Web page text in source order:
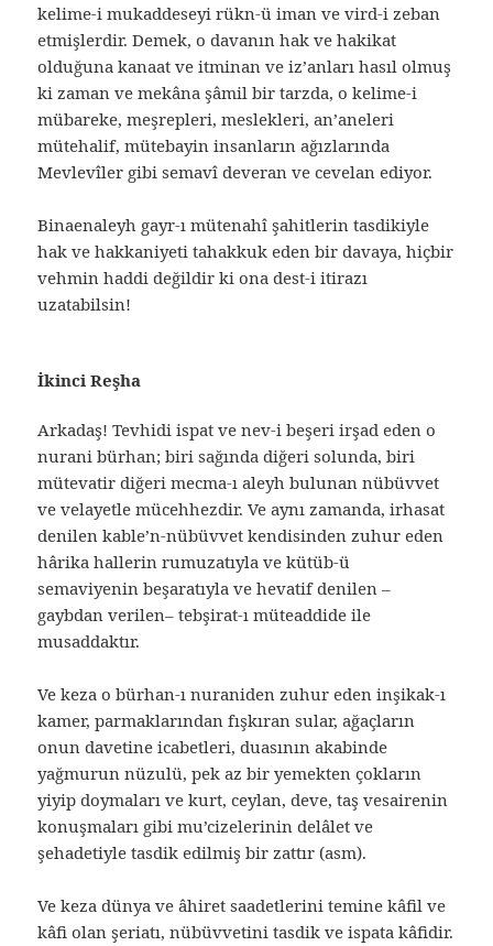
kelime-i mukaddeseyi rükn-ü iman ve vird-i zeban
etmişlerdir. Demek, o davanın hak ve hakikat
olduğuna kanaat ve itminan ve iz’anları hasıl olmuş
ki zaman ve mekâna şâmil bir tarzda, o kelime-i
mübareke, meşrepleri, meslekleri, an’aneleri
mütehalif, mütebayin insanların ağızlarında
Mevlevîler gibi semavî deveran ve cevelan ediyor.
Binaenaleyh gayr-ı mütenahî şahitlerin tasdikiyle
hak ve hakkaniyeti tahakkuk eden bir davaya, hiçbir
vehmin haddi değildir ki ona dest-i itirazı
uzatabilsin!
İkinci Reşha
Arkadaş! Tevhidi ispat ve nev-i beşeri irşad eden o
nurani bürhan; biri sağında diğeri solunda, biri
mütevatir diğeri mecma-ı aleyh bulunan nübüvvet
ve velayetle mücehhezdir. Ve aynı zamanda, irhasat
denilen kable’n-nübüvvet kendisinden zuhur eden
hârika hallerin rumuzatıyla ve kütüb-ü
semaviyenin beşaratıyla ve hevatif denilen –
gaybdan verilen– tebşirat-ı müteaddide ile
musaddaktır.
Ve keza o bürhan-ı nuraniden zuhur eden inşikak-ı
kamer, parmaklarından fışkıran sular, ağaçların
onun davetine icabetleri, duasının akabinde
yağmurun nüzulü, pek az bir yemekten çokların
yiyip doymaları ve kurt, ceylan, deve, taş vesairenin
konuşmaları gibi mu’cizelerinin delâlet ve
şehadetiyle tasdik edilmiş bir zattır (asm).
Ve keza dünya ve âhiret saadetlerini temine kâfil ve
kâfi olan şeriatı, nübüvvetini tasdik ve ispata kâfidir.